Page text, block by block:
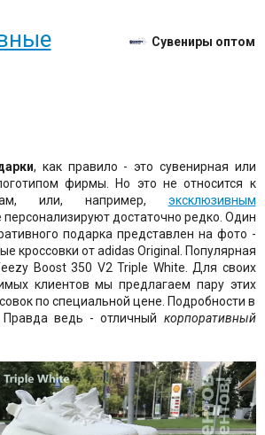
Сувениры оптом
, как правило - это сувенирная или
фирмы. Но это не относится к
или, например, эксклюзивным
персонализируют достаточно редко. Один
подарка представлен на фото -
кроссовки от adidas Original. Популярная
Boost 350 V2 Triple White. Для своих
клиентов мы предлагаем пару этих
по специальной цене. Подробности в
ведь - отличный корпоративный